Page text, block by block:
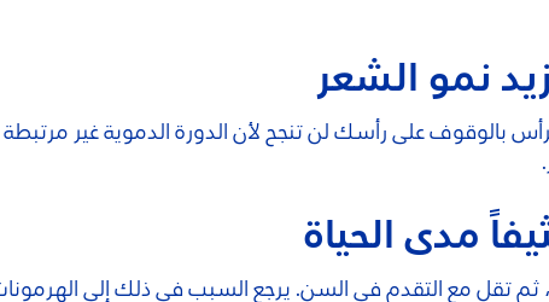
نمو الشعر
بالوقوف على رأسك لن تنجح لأن الدورة الدموية غير
مدى الحياة
ثم تقل مع التقدم في السن. يرجع السبب في ذلك إلى